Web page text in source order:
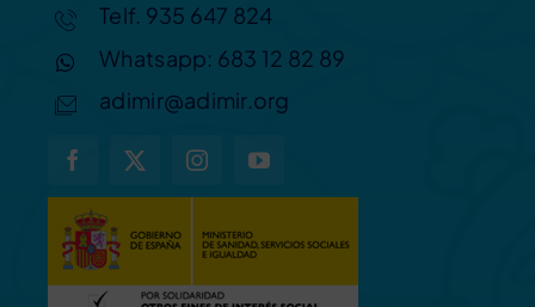
Telf. 935 647 824
Whatsapp: 683 12 82 89
adimir@adimir.org